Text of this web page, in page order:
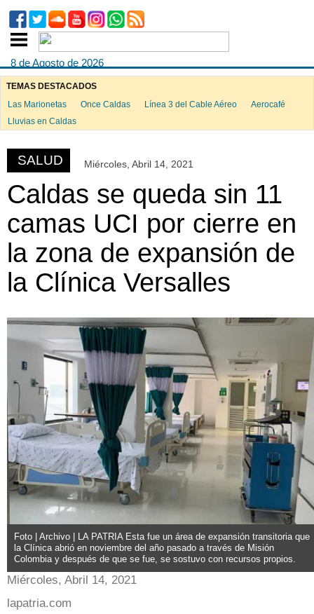
8 de Agosto de 2026
TEMAS DESTACADOS
Las Marionetas
Once Caldas Línea 3 del Cable Aéreo
Aerocafé
Lluvias en Caldas
SALUD Miércoles, Abril 14, 2021
Caldas se queda sin 11
camas UCI por cierre en
la zona de expansión de
la Clínica Versalles
Foto | Archivo | LA PATRIA Esta fue un área de expansión transitoria que
la Clínica abrió en noviembre del año pasado a través de Misión
Colombia y después de que se fue, se sostuvo con recursos propios.
Miércoles, Abril 14, 2021
lapatria.com